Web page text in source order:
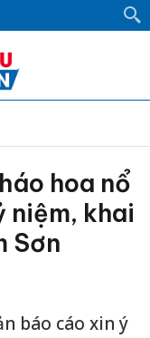
hoa nổ
niệm, khai
Sơn
báo cáo xin ý